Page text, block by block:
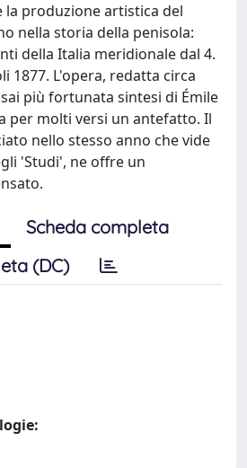
produzione artistica del
nella storia della penisola:
della Italia meridionale dal 4.
1877. L'opera, redatta circa
più fortunata sintesi di Émile
per molti versi un antefatto. Il
nello stesso anno che vide
'Studi', ne offre un
Scheda completa
(DC)